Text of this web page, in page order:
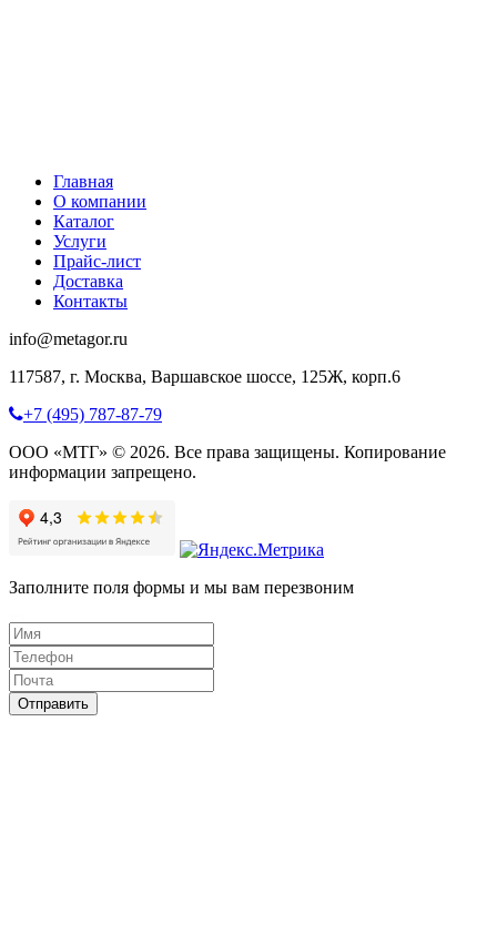
Главная
О компании
Каталог
Услуги
Прайс-лист
Доставка
Контакты
info@metagor.ru
117587, г. Москва, Варшавское шоссе, 125Ж, корп.6
+7 (495) 787-87-79
ООО «МТГ» © 2026. Все права защищены. Копирование
информации запрещено.
Заполните поля формы и мы вам перезвоним
Отправить